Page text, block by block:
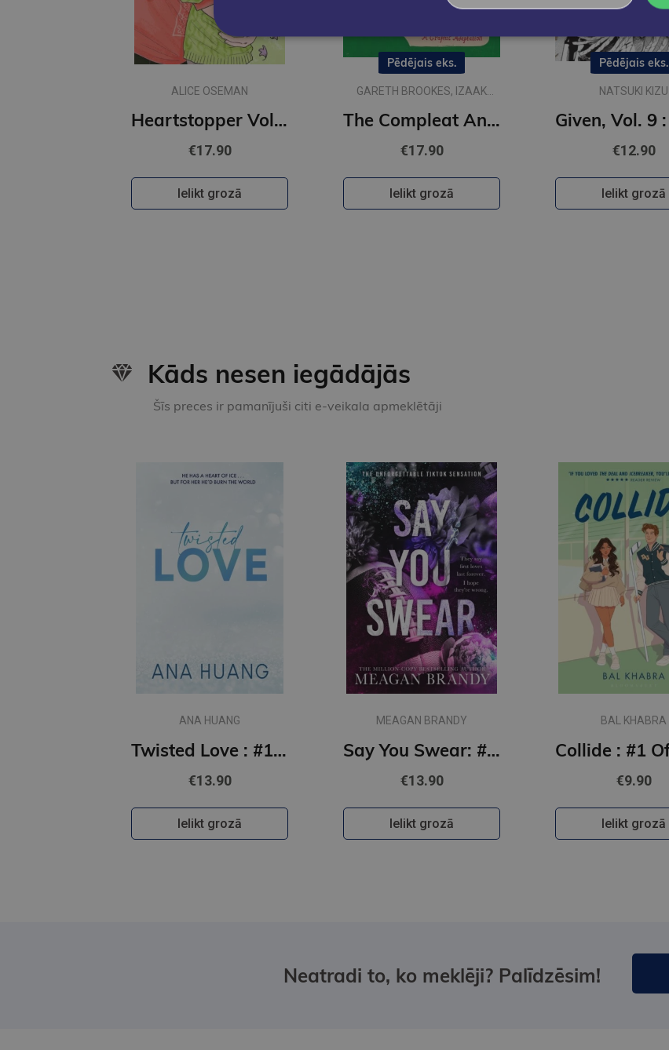
ALICE OSEMAN
Heartstopper Volume 6 : The final chapter of the phenomenal graphic novel series
€17.90
Ielikt grozā
Pēdējais eks.
GARETH BROOKES, IZAAK
The Compleat Angler : A Graphic Adaptation
€17.90
Ielikt grozā
Pēdējais eks.
NATSUKI KIZU
€12.90
Ielikt grozā
Kāds nesen iegādājās
Šīs preces ir pamanījuši citi e-veikala apmeklētāji
ANA HUANG
Twisted Love : #1 Twisted series - the TikTok sensation! Fall into a world of addictive romance...
€13.90
Ielikt grozā
MEAGAN BRANDY
Say You Swear: #1 Boys of Avix series : The smash-hit TikTok sensation
€13.90
Ielikt grozā
BAL KHABRA
€9.90
Ielikt grozā
Neatradi to, ko meklēji? Palīdzēsim!